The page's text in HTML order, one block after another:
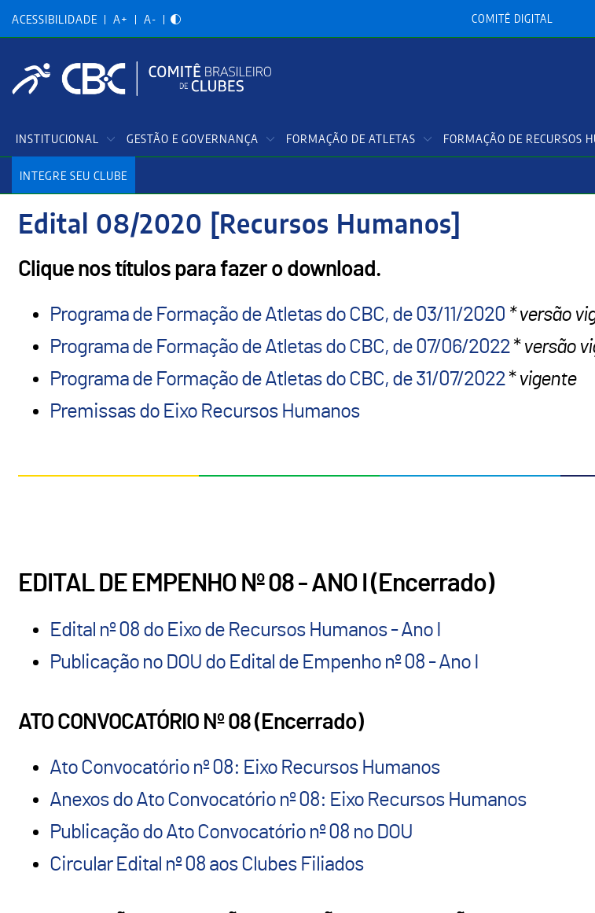
para
conteúdo
ACESSIBILIDADE A+ A- COMITÊ DIGITAL
Principal
INSTITUCIONAL GESTÃO E GOVERNANÇA FORMAÇÃO DE ATLETAS FORMAÇÃO DE RECURSOS
INTEGRE SEU CLUBE
Edital 08/2020 [Recursos Humanos]
Clique nos títulos para fazer o download.
Programa de Formação de Atletas do CBC, de 03/11/2020 * versão
Programa de Formação de Atletas do CBC, de 07/06/2022*versão
Programa de Formação de Atletas do CBC, de 31/07/2022*vigente
Premissas do Eixo Recursos Humanos
EDITAL DE EMPENHO Nº 08 - ANO I (Encerrado)
Edital nº 08 do Eixo de Recursos Humanos - Ano I
Publicação no DOU do Edital de Empenho nº 08 - Ano I
ATO CONVOCATÓRIO Nº 08 (Encerrado)
Ato Convocatório nº 08: Eixo Recursos Humanos
Anexos do Ato Convocatório nº 08: Eixo Recursos Humanos
Publicação do Ato Convocatório nº 08 no DOU
Circular Edital nº 08 aos Clubes Filiados